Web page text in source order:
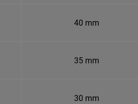
40 mm
35 mm
30 mm